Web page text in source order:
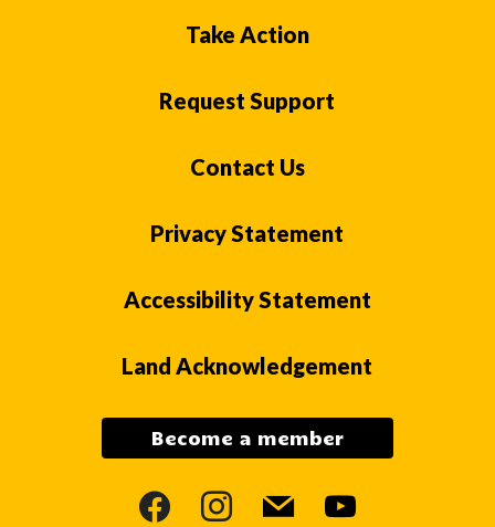
Take Action
Request Support
Contact Us
Privacy Statement
Accessibility Statement
Land Acknowledgement
Become a member
facebookinstagram
mail youtube